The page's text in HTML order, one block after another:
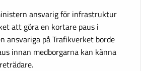
ansvarig för infrastruktur
att göra en kortare paus i
ansvariga på Trafikverket borde
innan medborgarna kan känna